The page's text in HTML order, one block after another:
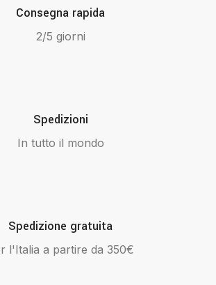
Consegna rapida
2/5 giorni
Spedizioni
In tutto il mondo
Spedizione gratuita
l'Italia a partire da 350€